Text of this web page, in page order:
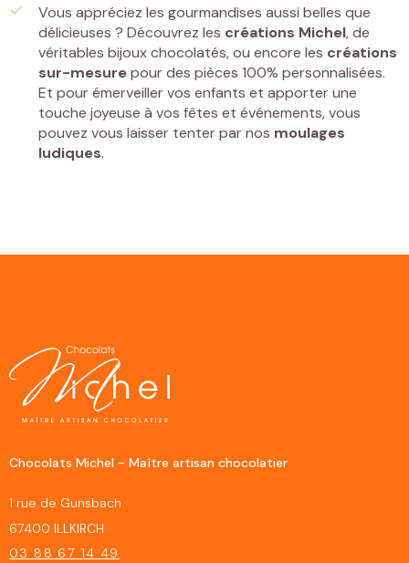
Vous appréciez les gourmandises aussi belles que
délicieuses ? Découvrez les créations Michel, de
véritables bijoux chocolatés, ou encore les créations
sur-mesurepour des pièces 100% personnalisées.
Et pour émerveiller vos enfants et apporter une
touche joyeuse à vos fêtes et événements, vous
pouvez vous laisser tenter par nos moulages
ludiques.
Chocolats Michel - Maître artisan chocolatier
1 rue de Gunsbach
67400 ILLKIRCH
03 88 67 14 49